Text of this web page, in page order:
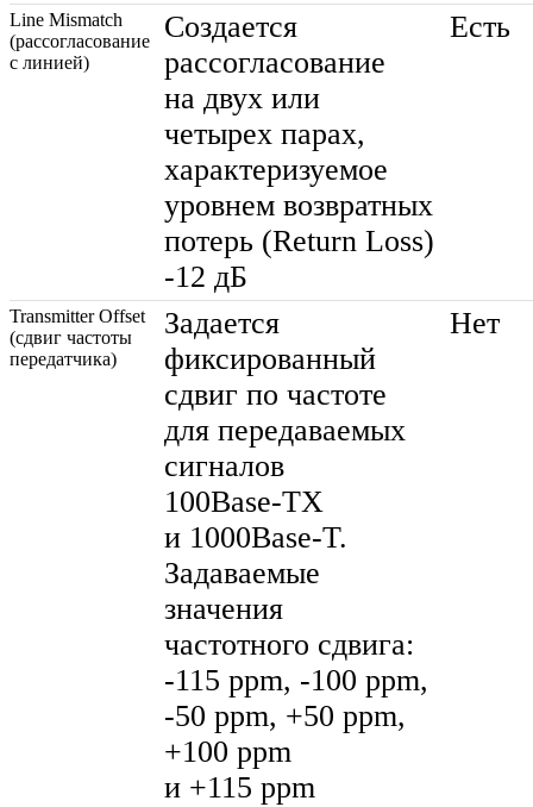
Line Mismatch
(рассогласование
с линией)
Создается
рассогласование
на двух или
четырех парах,
характеризуемое
уровнем возвратных
потерь (Return Loss)
-12 дБ
Есть
Transmitter Offset
(cдвиг частоты
передатчика)
Задается
фиксированный
сдвиг по частоте
для передаваемых
сигналов
100Base-TX
и 1000Base-T.
Задаваемые
значения
частотного сдвига:
-115 ppm, -100 ppm,
-50 ppm, +50 ppm,
+100 ppm
и +115 ppm
Нет